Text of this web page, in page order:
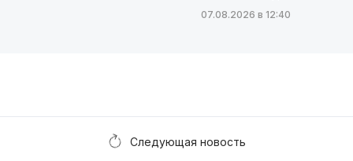
07.08.2026 в 12:40
Следующая новость